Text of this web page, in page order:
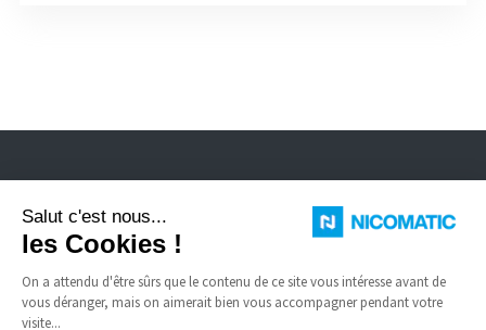
pour environnement sévère, câbles FFC, dômes à enclenchement.